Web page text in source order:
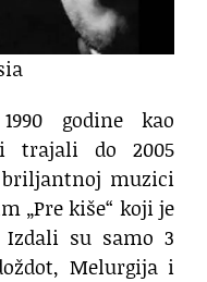
godine kao
i trajali do 2005
briljantnoj muzici
„Pre kiše“ koji je
su samo 3
Melurgija i